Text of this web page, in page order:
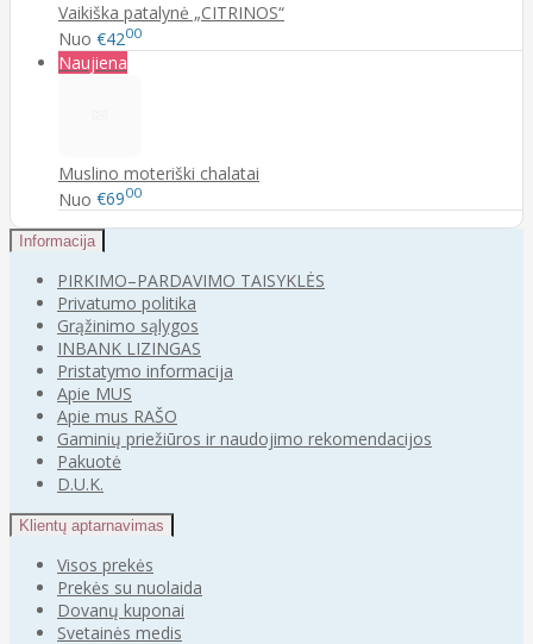
Vaikiška patalynė „CITRINOS“
Nuo €4200
Naujiena
Muslino moteriški chalatai
Nuo €6900
Informacija
PIRKIMO–PARDAVIMO TAISYKLĖS
Privatumo politika
Grąžinimo sąlygos
INBANK LIZINGAS
Pristatymo informacija
Apie MUS
Apie mus RAŠO
Gaminių priežiūros ir naudojimo rekomendacijos
Pakuotė
D.U.K.
Klientų aptarnavimas
Visos prekės
Prekės su nuolaida
Dovanų kuponai
Svetainės medis